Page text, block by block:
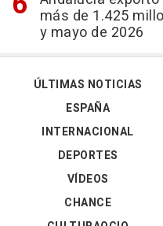
más de 1.425
y mayo de 2026
ÚLTIMAS NOTICIAS
ESPAÑA
INTERNACIONAL
DEPORTES
VÍDEOS
CHANCE